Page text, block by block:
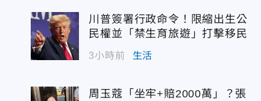
川普簽署行政命令！限縮出生公
民權並「禁生育旅遊」打擊移民
3小時前 生活
周玉蔻「坐牢+賠2000萬」？張